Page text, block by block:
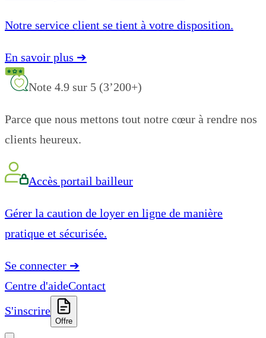
Notre service client se tient à votre disposition.
En savoir plus ➔
Note 4.9 sur 5 (3’200+)
Parce que nous mettons tout notre cœur à rendre nos
clients heureux.
Accès portail bailleur
Gérer la caution de loyer en ligne de manière
pratique et sécurisée.
Se connecter ➔
Centre d'aideContact
S'inscrire
Offre